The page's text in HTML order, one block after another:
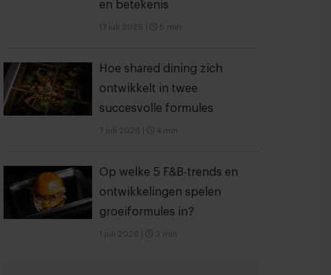
en betekenis
17 juli 2026 5 min
Hoe shared dining zich
ontwikkelt in twee
succesvolle formules
7 juli 2026 4 min
Op welke 5 F&B-trends en
ontwikkelingen spelen
groeiformules in?
1 juli 2026 3 min